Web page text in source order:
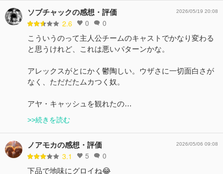
ソブチャックの感想・評価
2.6 0 0
2026/05/19 20:08
こういうのって主人公チームのキャストでかなり変わる
と思うけれど、これは悪いパターンかな。
アレックスがとにかく鬱陶しい。ウザさに一切面白さが
なく、ただだたムカつく奴。
アヤ・キャッシュを観れたの…
>>続きを読む
ノアモカの感想・評価
3.1 5 0
2026/05/06 09:08
下品で地味にグロイね😂